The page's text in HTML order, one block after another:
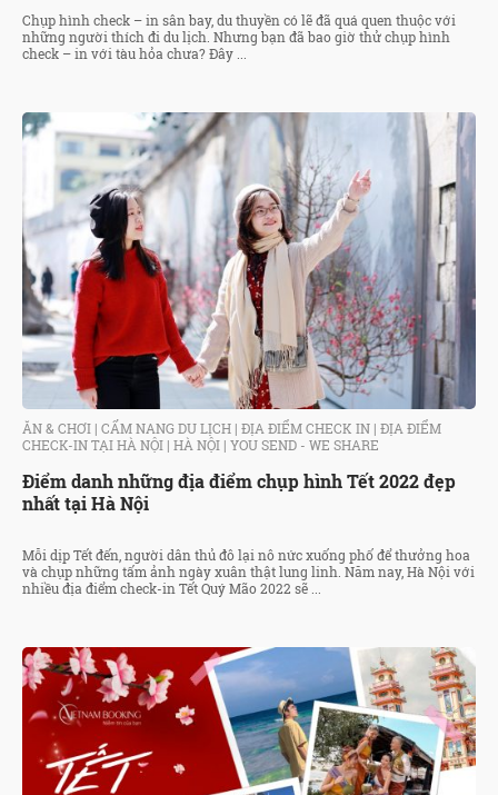
Chụp hình check – in sân bay, du thuyền có lẽ đã quá quen thuộc với
những người thích đi du lịch. Nhưng bạn đã bao giờ thử chụp hình
check – in với tàu hỏa chưa? Đây ...
ĂN & CHƠI | CẨM NANG DU LỊCH | ĐỊA ĐIỂM CHECK IN | ĐỊA ĐIỂM
CHECK-IN TẠI HÀ NỘI | HÀ NỘI | YOU SEND - WE SHARE
Điểm danh những địa điểm chụp hình Tết 2022 đẹp
nhất tại Hà Nội
Mỗi dịp Tết đến, người dân thủ đô lại nô nức xuống phố để thưởng hoa
và chụp những tấm ảnh ngày xuân thật lung linh. Năm nay, Hà Nội với
nhiều địa điểm check-in Tết Quý Mão 2022 sẽ ...